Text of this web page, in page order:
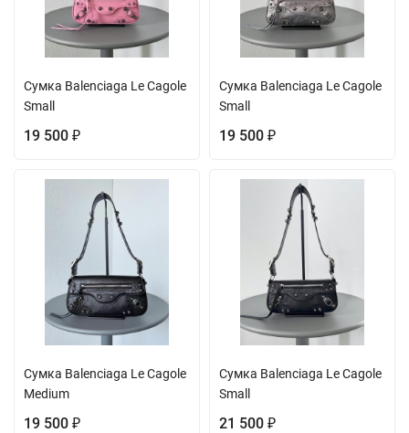
Сумка Balenciaga Le Cagole
Small
19 500 ₽
Сумка Balenciaga Le Cagole
Small
19 500 ₽
Сумка Balenciaga Le Cagole
Medium
19 500 ₽
Сумка Balenciaga Le Cagole
Small
21 500 ₽